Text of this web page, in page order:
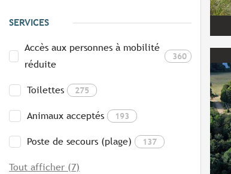
SERVICES
Accès aux personnes à mobilité
réduite
360
Toilettes 275
Animaux acceptés 193
Poste de secours (plage) 137
Tout afficher (7)